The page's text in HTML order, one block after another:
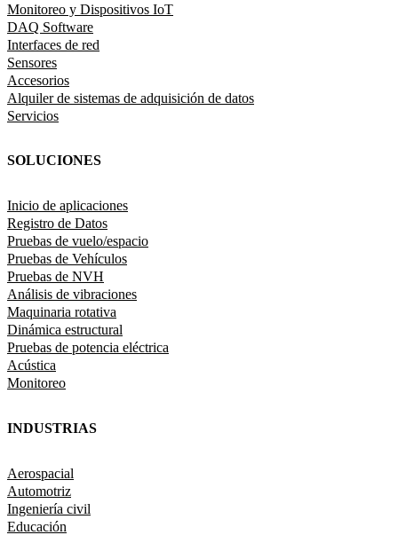
Monitoreo y Dispositivos IoT
DAQ Software
Interfaces de red
Sensores
Accesorios
Alquiler de sistemas de adquisición de datos
Servicios
SOLUCIONES
Inicio de aplicaciones
Registro de Datos
Pruebas de vuelo/espacio
Pruebas de Vehículos
Pruebas de NVH
Análisis de vibraciones
Maquinaria rotativa
Dinámica estructural
Pruebas de potencia eléctrica
Acústica
Monitoreo
INDUSTRIAS
Aerospacial
Automotriz
Ingeniería civil
Educación